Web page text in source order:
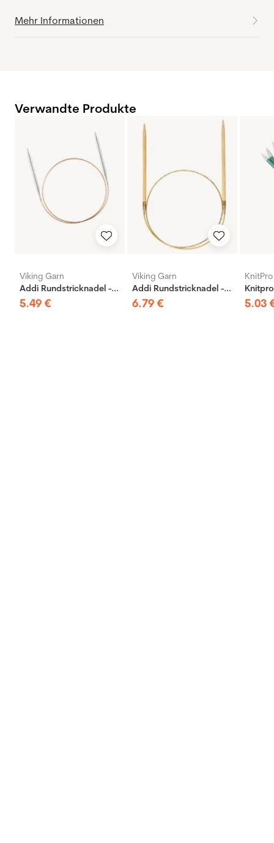
Mehr Informationen
Verwandte Produkte
Viking Garn
Addi Rundstricknadel - Messing
5.49 €
Viking Garn
Addi Rundstricknadel - Bambus
6.79 €
KnitPro
5.03